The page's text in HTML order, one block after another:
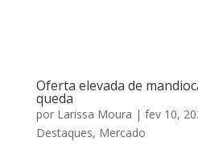
Oferta elevada de
queda
por Larissa Moura | fev 10,
Destaques, Mercado